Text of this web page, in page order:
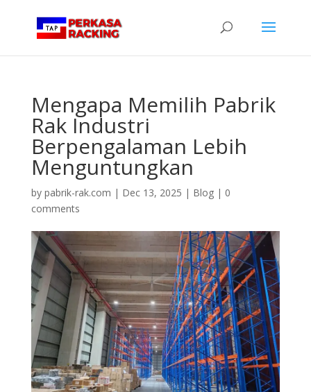
Mengapa Memilih Pabrik
Rak Industri
Berpengalaman Lebih
Menguntungkan
by pabrik-rak.com | Dec 13, 2025 | Blog| 0
comments